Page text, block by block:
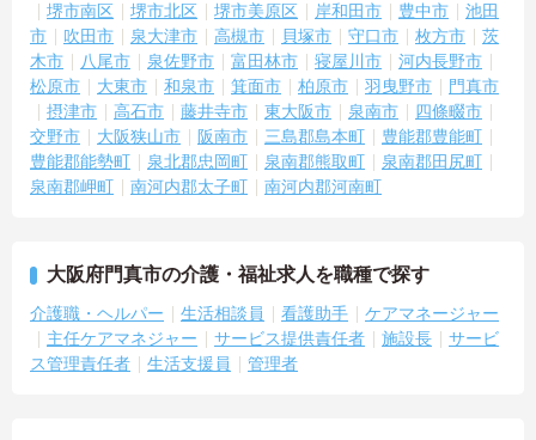
堺市南区
堺市北区 堺市美原区 岸和田市 豊中市
池田
市
吹田市 泉大津市 高槻市 貝塚市 守口市 枚方市
茨
木市
八尾市 泉佐野市 富田林市 寝屋川市
河内長野市
松原市
大東市 和泉市 箕面市 柏原市 羽曳野市
門真市
摂津市
高石市 藤井寺市 東大阪市 泉南市
四條畷市
交野市
大阪狭山市 阪南市 三島郡島本町
豊能郡豊能町
豊能郡能勢町
泉北郡忠岡町 泉南郡熊取町
泉南郡田尻町
泉南郡岬町
南河内郡太子町 南河内郡河南町
大阪府門真市の介護・福祉求人を職種で探す
介護職・ヘルパー 生活相談員 看護助手
ケアマネージャー
主任ケアマネジャー
サービス提供責任者 施設長
サービ
ス管理責任者
生活支援員 管理者